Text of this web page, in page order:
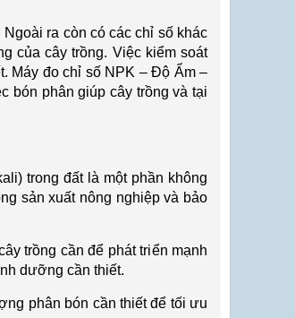
Ngoài ra còn có các chỉ số khác
của cây trồng. Việc kiểm soát
Máy đo chỉ số NPK – Độ Ẩm –
bón phân giúp cây trồng và tại
trong đất l à một phần không
sản xuất nông nghiệp và bảo
trồng cần để phát triển mạnh
dưỡng cần thiết.
phân bón cần thiết để tối ưu